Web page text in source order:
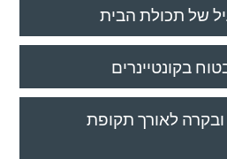
של תכולת הבית
בקונטיינרים
ובקרה לאורך תקופת